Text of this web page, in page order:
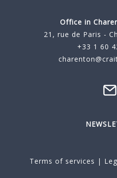
Office in
21, rue de Paris -
+33 1 60
Terms of services |